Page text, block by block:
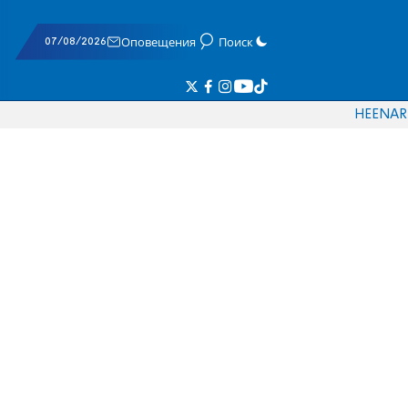
07/08/2026 Оповещения Поиск
HEENAR